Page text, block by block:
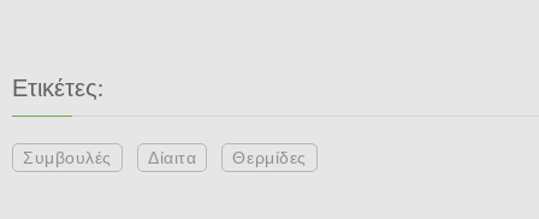
Ετικέτες:
Συμβουλές Δίαιτα Θερμίδες